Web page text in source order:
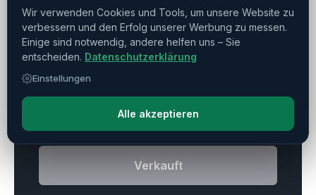
NC-Rundtisch ▼
Drucken
Verkauft
Wir verwenden Cookies und Tools, um unsere Website zu
verbessern und den Erfolg unserer Werbung zu messen.
Einige sind notwendig, andere helfen uns – Sie
entscheiden. Datenschutzerklärung
Einstellungen
Alle akzeptieren